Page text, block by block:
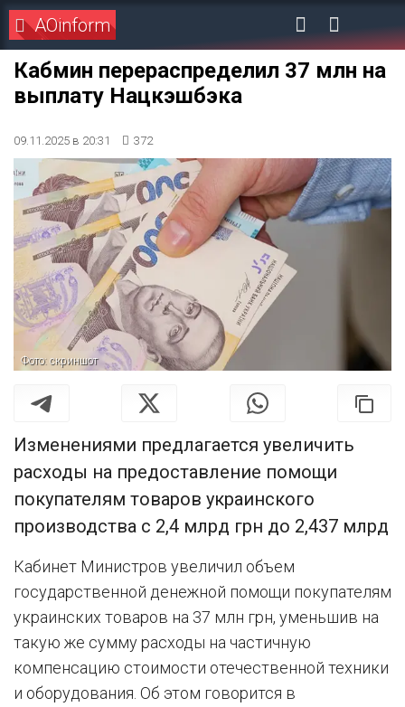
AOinform
Кабмин перераспределил 37 млн на
выплату Нацкэшбэка
09.11.2025 в 20:31 372
Фото: скриншот
Изменениями предлагается увеличить
расходы на предоставление помощи
покупателям товаров украинского
производства с 2,4 млрд грн до 2,437 млрд
Кабинет Министров увеличил объем
государственной денежной помощи покупателям
украинских товаров на 37 млн грн, уменьшив на
такую же сумму расходы на частичную
компенсацию стоимости отечественной техники
и оборудования. Об этом говорится в